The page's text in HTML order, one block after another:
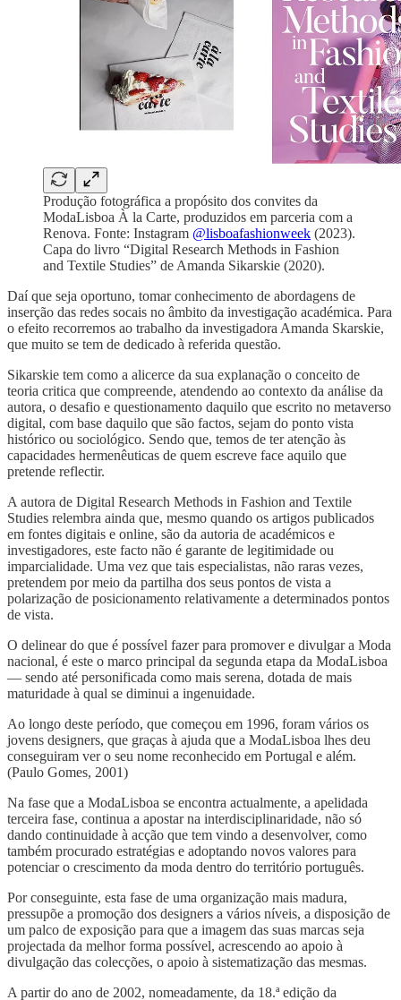
Produção fotográfica a propósito dos convites da
ModaLisboa À la Carte, produzidos em parceria com a
Renova. Fonte: Instagram @lisboafashionweek (2023).
Capa do livro “Digital Research Methods in Fashion
and Textile Studies” de Amanda Sikarskie (2020).
Daí que seja oportuno, tomar conhecimento de abordagens de
inserção das redes socais no âmbito da investigação académica. Para
o efeito recorremos ao trabalho da investigadora Amanda Skarskie,
que muito se tem de dedicado à referida questão.
Sikarskie tem como a alicerce da sua explanação o conceito de
teoria critica que compreende, atendendo ao contexto da análise da
autora, o desafio e questionamento daquilo que escrito no metaverso
digital, com base daquilo que são factos, sejam do ponto vista
histórico ou sociológico. Sendo que, temos de ter atenção às
capacidades hermenêuticas de quem escreve face aquilo que
pretende reflectir.
A autora de Digital Research Methods in Fashion and Textile
Studies relembra ainda que, mesmo quando os artigos publicados
em fontes digitais e online, são da autoria de académicos e
investigadores, este facto não é garante de legitimidade ou
imparcialidade. Uma vez que tais especialistas, não raras vezes,
pretendem por meio da partilha dos seus pontos de vista a
polarização de posicionamento relativamente a determinados pontos
de vista.
O delinear do que é possível fazer para promover e divulgar a Moda
nacional, é este o marco principal da segunda etapa da ModaLisboa
— sendo até personificada como mais serena, dotada de mais
maturidade à qual se diminui a ingenuidade.
Ao longo deste período, que começou em 1996, foram vários os
jovens designers, que graças à ajuda que a ModaLisboa lhes deu
conseguiram ver o seu nome reconhecido em Portugal e além.
(Paulo Gomes, 2001)
Na fase que a ModaLisboa se encontra actualmente, a apelidada
terceira fase, continua a apostar na interdisciplinaridade, não só
dando continuidade à acção que tem vindo a desenvolver, como
também procurado estratégias e adoptando novos valores para
potenciar o crescimento da moda dentro do território português.
Por conseguinte, esta fase de uma organização mais madura,
pressupõe a promoção dos designers a vários níveis, a disposição de
um palco de exposição para que a imagem das suas marcas seja
projectada da melhor forma possível, acrescendo ao apoio à
divulgação das colecções, o apoio à sistematização das mesmas.
A partir do ano de 2002, nomeadamente, da 18.ª edição da